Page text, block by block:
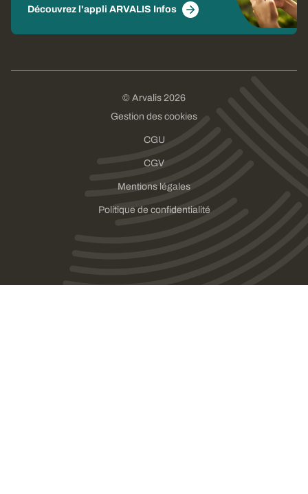
Découvrez l'appli ARVALIS Infos
© Arvalis 2026
Gestion des cookies
CGU
CGV
Mentions légales
Politique de confidentialité